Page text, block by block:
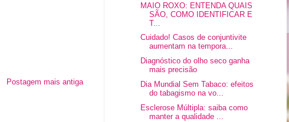
Postagem mais antiga
MAIO ROXO: ENTENDA QUAIS
SÃO, COMO IDENTIFICAR E
T...
Cuidado! Casos de conjuntivite
aumentam na tempora...
Diagnóstico do olho seco ganha
mais precisão
Dia Mundial Sem Tabaco: efeitos
do tabagismo na vo...
Esclerose Múltipla: saiba como
manter a qualidade ...